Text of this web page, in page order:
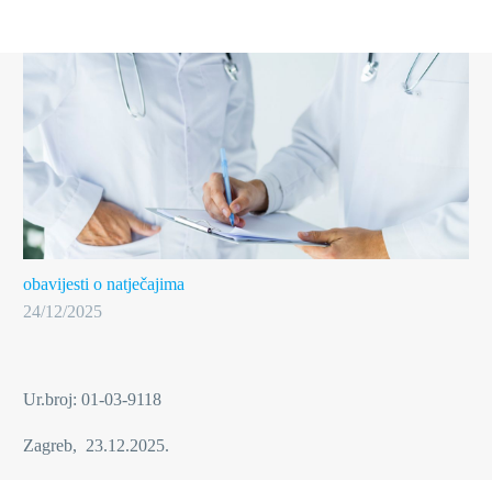
obavijesti o natječajima
24/12/2025
Ur.broj: 01-03-9118
Zagreb, 23.12.2025.